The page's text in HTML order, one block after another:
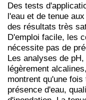
Des tests
l'eau et de tenue
des résultats très
D'emploi facile, les
nécessite pas de
Les analyses de
légèrement
montrent qu'une
présence d'eau,